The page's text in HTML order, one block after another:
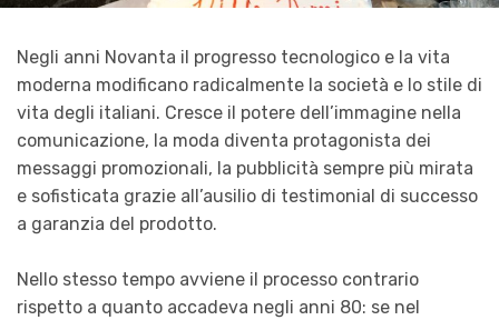
Negli anni Novanta il progresso tecnologico e la vita
moderna modificano radicalmente la società e lo stile di
vita degli italiani. Cresce il potere dell’immagine nella
comunicazione, la moda diventa protagonista dei
messaggi promozionali, la pubblicità sempre più mirata
e sofisticata grazie all’ausilio di testimonial di successo
a garanzia del prodotto.
Nello stesso tempo avviene il processo contrario
rispetto a quanto accadeva negli anni 80: se nel